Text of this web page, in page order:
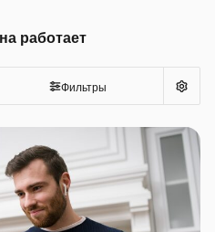
работает
Фильтры